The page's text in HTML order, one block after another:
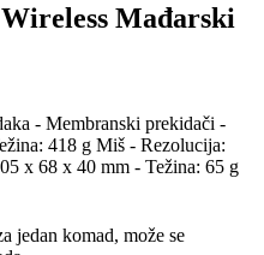
Mađarski
- Membranski prekidači -
418 g Miš - Rezolucija:
x 68 x 40 mm - Težina: 65 g
jedan komad, može se